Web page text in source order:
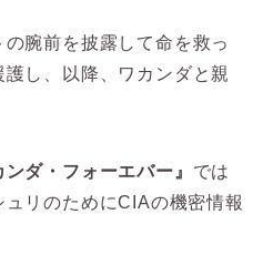
腕前を披露して命を救っ
し、以降、ワカンダと親
ダ・フォーエバー』 では
リのためにCIAの機密情報